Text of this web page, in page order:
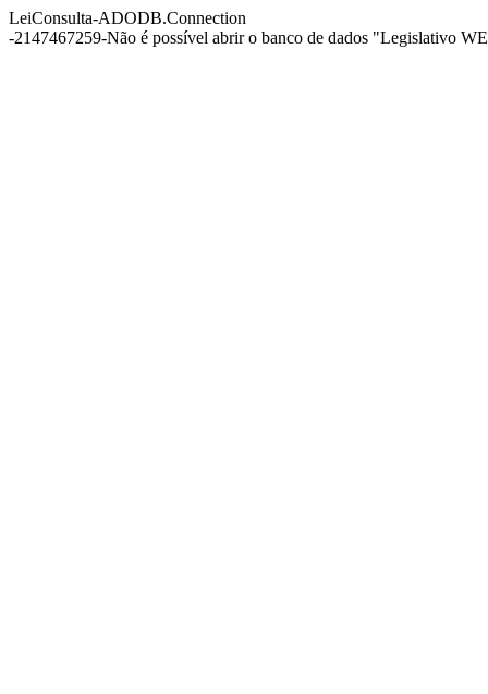
LeiConsulta-ADODB.Connection
-2147467259-Não é possível abrir o banco de dados "Legislativo